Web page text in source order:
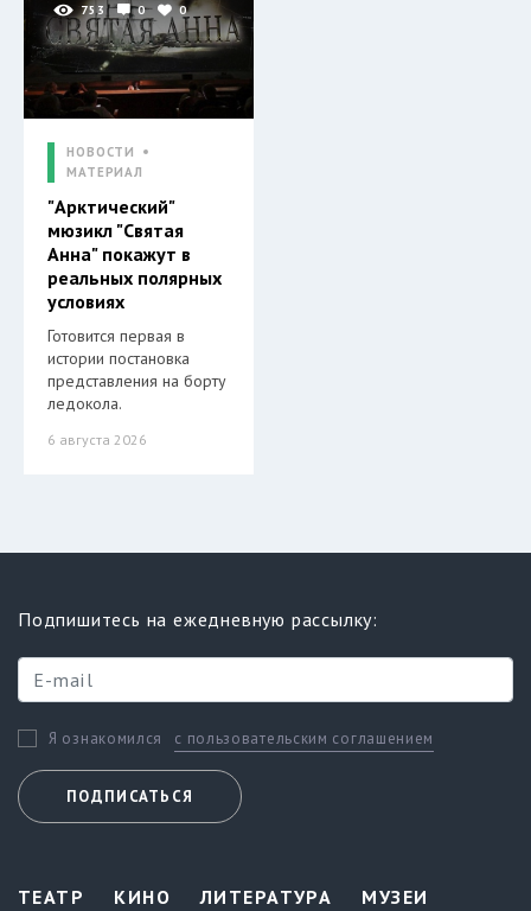
753 0 0
НОВОСТИ
МАТЕРИАЛ
"Арктический"
мюзикл "Святая
Анна" покажут в
реальных полярных
условиях
Готовится первая в
истории постановка
представления на борту
ледокола.
6 августа 2026
Подпишитесь на ежедневную рассылку:
Я ознакомился с пользовательским соглашением
ПОДПИСАТЬСЯ
ТЕАТР КИНО ЛИТЕРАТУРА
МУЗЕИ